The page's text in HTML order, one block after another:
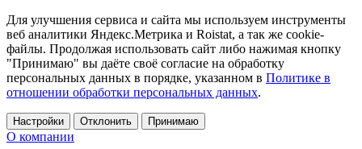
Для улучшения сервиса и сайта мы используем инструменты
веб аналитики Яндекс.Метрика и Roistat, а так же cookie-
файлы. Продолжая использовать сайт либо нажимая кнопку
"Принимаю" вы даёте своё согласие на обработку
персональных данных в порядке, указанном в Политике в
отношении обработки персональных данных.
Настройки Отклонить Принимаю
О компании